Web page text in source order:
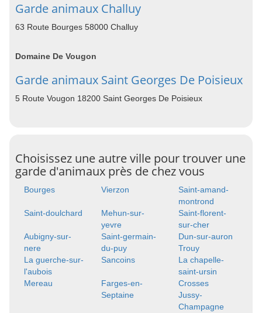
Garde animaux Challuy
63 Route Bourges 58000 Challuy
Domaine De Vougon
Garde animaux Saint Georges De Poisieux
5 Route Vougon 18200 Saint Georges De Poisieux
Choisissez une autre ville pour trouver une
garde d'animaux près de chez vous
Bourges Vierzon
Saint-amand-
montrond
Saint-doulchard
Mehun-sur-
yevre
Saint-florent-
sur-cher
Aubigny-sur-
nere
Saint-germain-
du-puy
Dun-sur-auron
Trouy
La guerche-sur-
l'aubois
Sancoins
La chapelle-
saint-ursin
Mereau
Farges-en-
Septaine
Crosses
Jussy-
Champagne